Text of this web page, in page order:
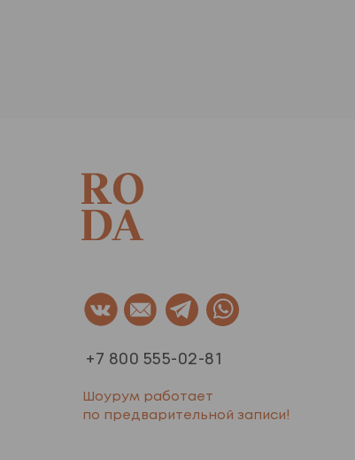
+7 800 555-02-81
Шоурум работает
по предварительной записи!